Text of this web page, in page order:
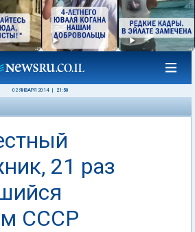
02 ЯНВАРЯ 2014 21:50
21 раз
СССР